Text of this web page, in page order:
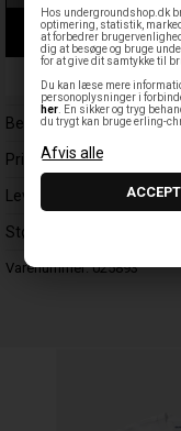
Hos undergroundshop.dk
optimering, statistik,
at forbedrer
dig at besøge og bruge
for at give dit samtykke til
Du kan læse mere
personoplysninger i
her . En sikker og tryg
du trygt kan bruge erling-
Beskrivelse
Prisgaranti
Levering
Størrelsesguide
Varenummer:025893